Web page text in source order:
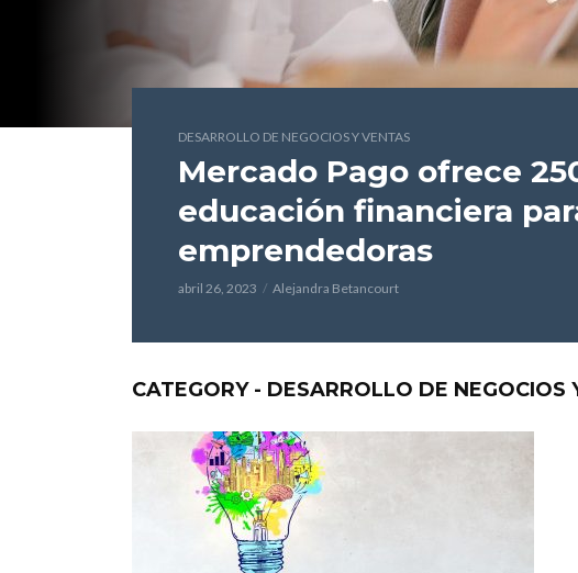
DESARROLLO DE NEGOCIOS Y VENTAS
Mercado Pago ofrece
educación financiera
emprendedoras
abril 26, 2023 Alejandra Betancourt
CATEGORY - DESARROLLO DE NEGOCIOS